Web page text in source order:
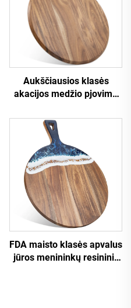
Aukščiausios klasės
akacijos medžio pjovimo
FDA maisto klasės apvalus
jūros menininkų resininis